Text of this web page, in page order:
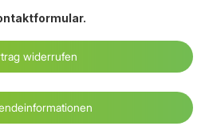
.
widerrufen